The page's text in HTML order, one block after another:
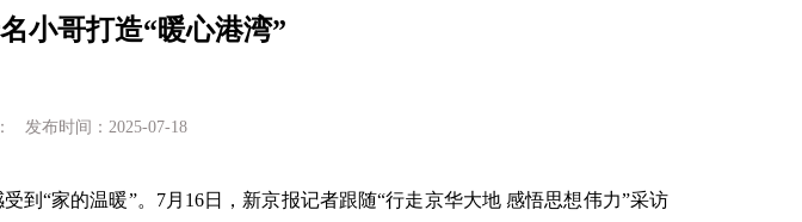
小哥打造“暖心港湾”
发布时间：2025-07-18
到 “家的温暖”。7月16日，新京报记者跟随“行走京华大地 感悟思想伟力”采访